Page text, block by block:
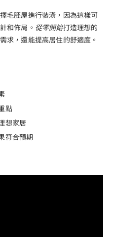
毛胚屋進行裝潢，因為這樣可
和佈局。 從零開始打造理想的
求，還能提高居住的舒適度。
點
想家居
符合預期